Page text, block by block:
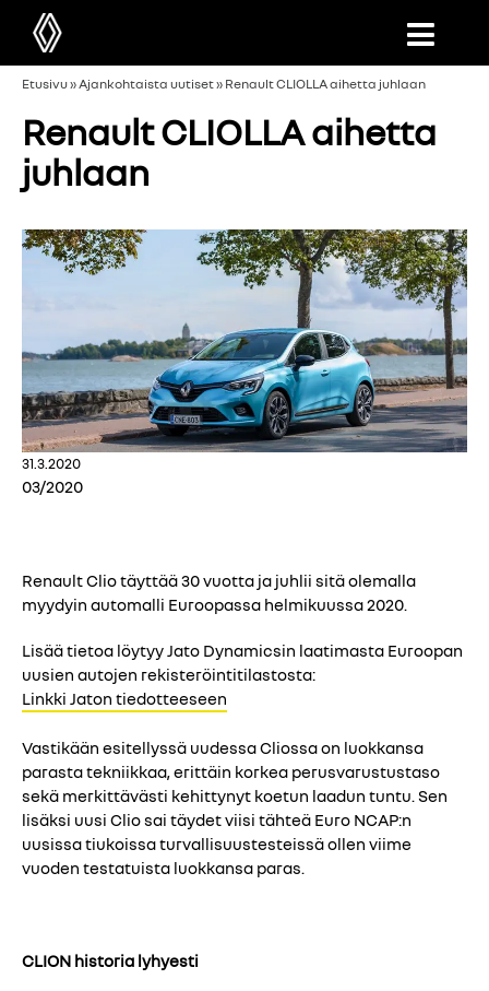
Etusivu»Ajankohtaista uutiset» Renault CLIOLLA aihetta juhlaan
Renault CLIOLLA aihetta
juhlaan
31.3.2020
03/2020
Renault Clio täyttää 30 vuotta ja juhlii sitä olemalla
myydyin automalli Euroopassa helmikuussa 2020.
Lisää tietoa löytyy Jato Dynamicsin laatimasta Euroopan
uusien autojen rekisteröintitilastosta:
Linkki Jaton tiedotteeseen
Vastikään esitellyssä uudessa Cliossa on luokkansa
parasta tekniikkaa, erittäin korkea perusvarustustaso
sekä merkittävästi kehittynyt koetun laadun tuntu. Sen
lisäksi uusi Clio sai täydet viisi tähteä Euro NCAP:n
uusissa tiukoissa turvallisuustesteissä ollen viime
vuoden testatuista luokkansa paras.
CLION historia lyhyesti